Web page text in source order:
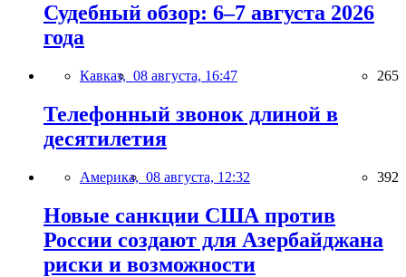
Судебный обзор: 6–7 августа 2026
года
Кавказ, 08 августа, 16:47 265
Телефонный звонок длиной в
десятилетия
Америка, 08 августа, 12:32 392
Новые санкции США против
России создают для Азербайджана
риски и возможности